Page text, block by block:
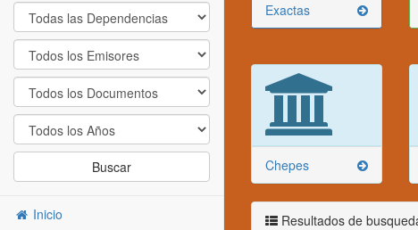
Buscar
Inicio
Exactas
Chepes
Resultados de